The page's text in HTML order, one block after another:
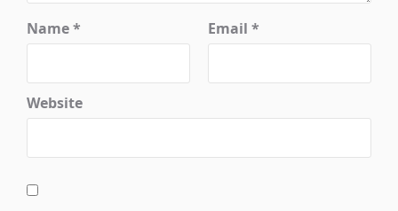
Name* Email *
Website